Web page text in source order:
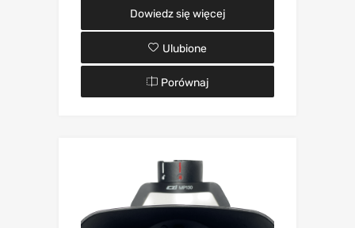
Dowiedz się więcej
Ulubione
Porównaj